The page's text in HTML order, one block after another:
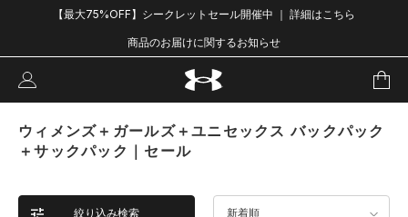
【最大75%OFF】シークレットセール開催中 ｜ 詳細はこちら
商品のお届けに関するお知らせ
ウィメンズ＋ガールズ＋ユニセックス バックパック
＋サックパック｜セール
絞り込み検索 新着順